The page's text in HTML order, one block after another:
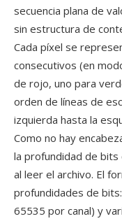
secuencia plana de
sin estructura de
Cada píxel se
consecutivos (en
de rojo, uno para
orden de líneas de
izquierda hasta la
Como no hay
la profundidad de
al leer el archivo. El
profundidades de
65535 por canal) y